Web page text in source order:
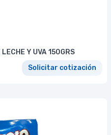
Y UVA 150GRS
Solicitar cotización